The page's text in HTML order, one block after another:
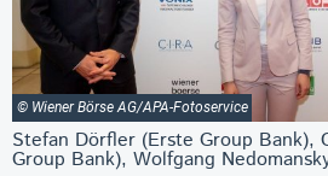
© Wiener Börse AG/APA-Fotoservice
Stefan Dörfler (Erste Group Bank),
Group Bank), Wolfgang